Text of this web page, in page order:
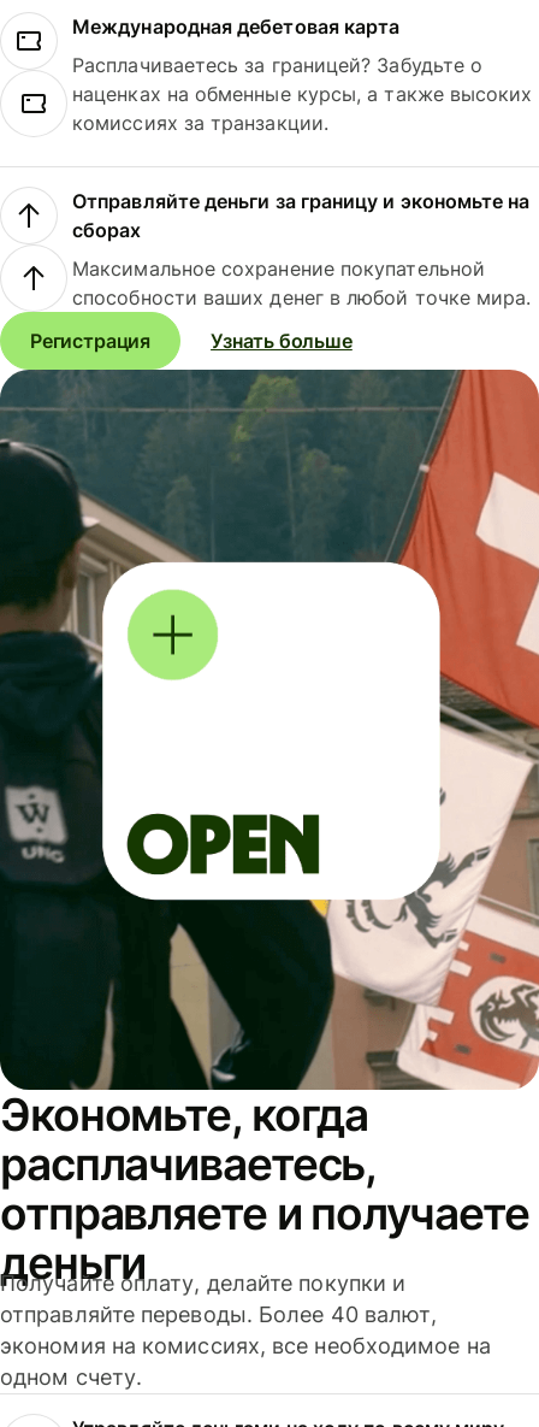
Международная дебетовая карта
Расплачиваетесь за границей? Забудьте о
наценках на обменные курсы, а также высоких
комиссиях за транзакции.
Отправляйте деньги за границу и экономьте на
сборах
Максимальное сохранение покупательной
способности ваших денег в любой точке мира.
Регистрация
Узнать больше
Экономьте, когда
расплачиваетесь,
отправляете и получаете
деньги
Получайте оплату, делайте покупки и
отправляйте переводы. Более 40 валют,
экономия на комиссиях, все необходимое на
одном счету.